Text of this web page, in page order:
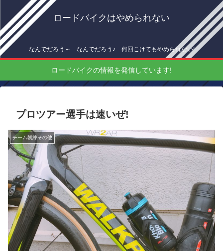
ロードバイクはやめられない
なんでだろう～ なんでだろう♪ 何回こけてもやめられない!
ロードバイクの情報を発信しています!
プロツアー選手は速いぜ!
チーム朝練その他